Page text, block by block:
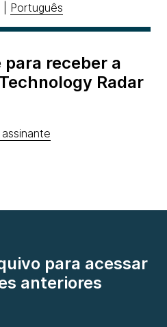
Português
receber a
Radar
para acessar
anteriores